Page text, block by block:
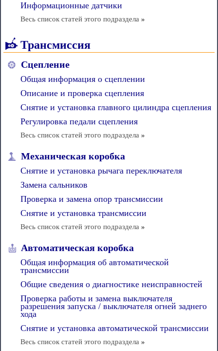
Информационные датчики
Весь список статей этого подраздела »
Трансмиссия
Сцепление
Общая информация о сцеплении
Описание и проверка сцепления
Снятие и установка главного цилиндра сцепления
Регулировка педали сцепления
Весь список статей этого подраздела »
Механическая коробка
Снятие и установка рычага переключателя
Замена сальников
Проверка и замена опор трансмиссии
Снятие и установка трансмиссии
Весь список статей этого подраздела »
Автоматическая коробка
Общая информация об автоматической
трансмиссии
Общие сведения о диагностике неисправностей
Проверка работы и замена выключателя
разрешения запуска / выключателя огней заднего
хода
Снятие и установка автоматической трансмиссии
Весь список статей этого подраздела »